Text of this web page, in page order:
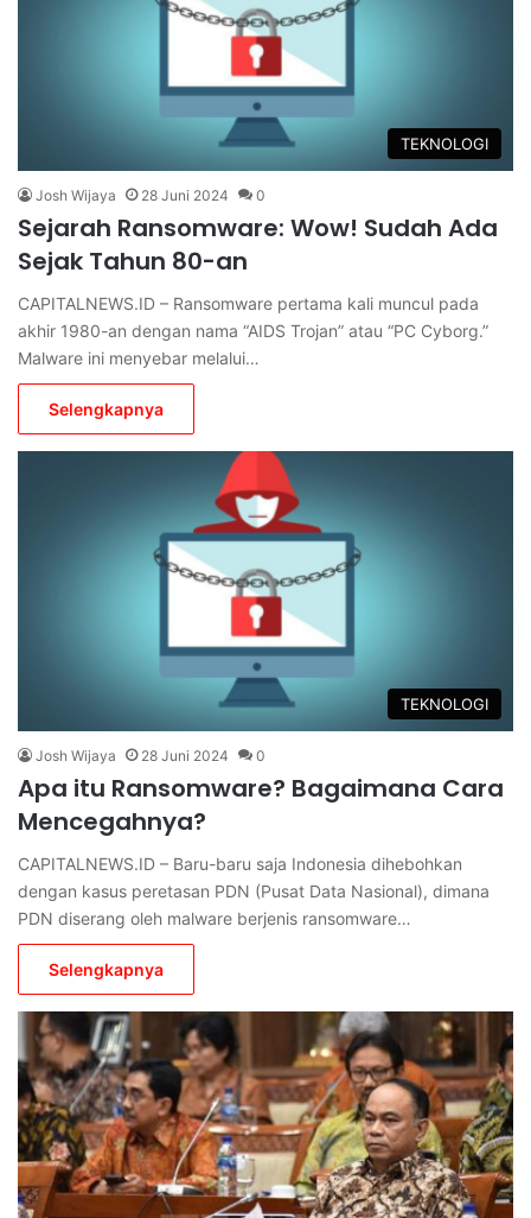
TEKNOLOGI
Josh Wijaya 28 Juni 2024 0
Sejarah Ransomware: Wow! Sudah Ada
Sejak Tahun 80-an
CAPITALNEWS.ID – Ransomware pertama kali muncul pada
akhir 1980-an dengan nama “AIDS Trojan” atau “PC Cyborg.”
Malware ini menyebar melalui…
Selengkapnya
TEKNOLOGI
Josh Wijaya 28 Juni 2024 0
Apa itu Ransomware? Bagaimana Cara
Mencegahnya?
CAPITALNEWS.ID – Baru-baru saja Indonesia dihebohkan
dengan kasus peretasan PDN (Pusat Data Nasional), dimana
PDN diserang oleh malware berjenis ransomware…
Selengkapnya